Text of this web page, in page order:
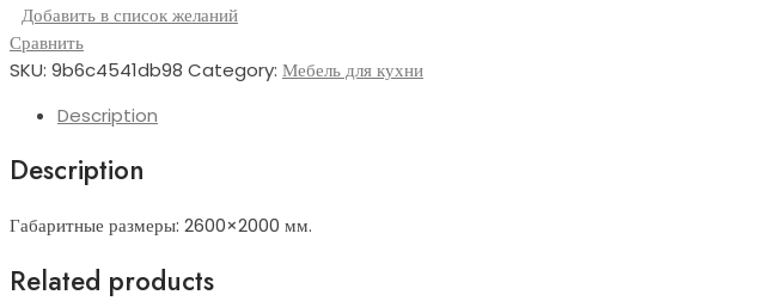
Добавить в список желаний
Сравнить
SKU: 9b6c4541db98 Category: Мебель для кухни
Description
Description
Габаритные размеры: 2600×2000 мм.
Related products